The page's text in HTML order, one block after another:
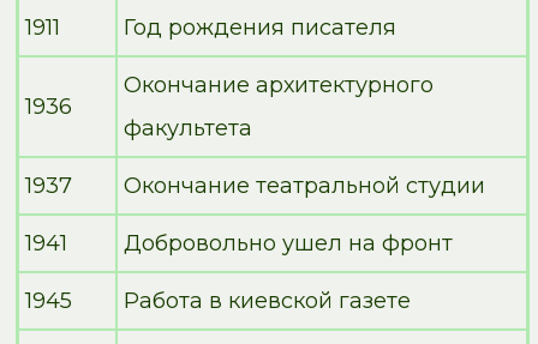
1911 Год рождения писателя
1936
Окончание архитектурного
факультета
1937 Окончание театральной студии
1941 Добровольно ушел на фронт
1945 Работа в киевской газете